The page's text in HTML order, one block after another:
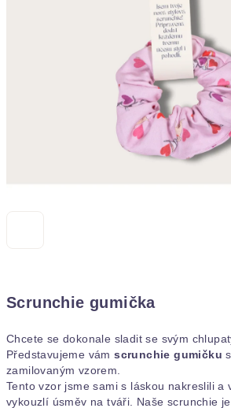
Scrunchie gumička
Chcete se dokonale sladit se svým
Představujeme vám scrunchie gumičku
zamilovaným vzorem.
Tento vzor jsme sami s láskou nakreslili a
vykouzlí úsměv na tváři. Naše scrunchie